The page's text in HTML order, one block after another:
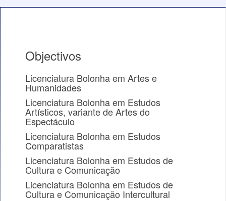
Objectivos
Licenciatura Bolonha em Artes e
Humanidades
Licenciatura Bolonha em Estudos
Artísticos, variante de Artes do
Espectáculo
Licenciatura Bolonha em Estudos
Comparatistas
Licenciatura Bolonha em Estudos de
Cultura e Comunicação
Licenciatura Bolonha em Estudos de
Cultura e Comunicação Intercultural